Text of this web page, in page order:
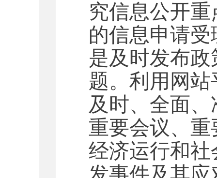
究信息公开
的信息申请受
是及时发布
题。 利用网站
及时、全面
重要会议、
经济运行和